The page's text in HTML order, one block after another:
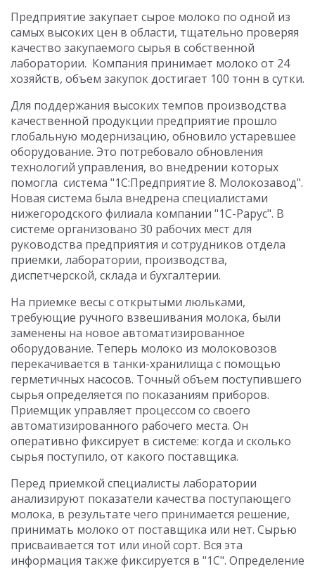
Предприятие закупает сырое молоко по одной из
самых высоких цен в области, тщательно проверяя
качество закупаемого сырья в собственной
лаборатории. Компания принимает молоко от 24
хозяйств, объем закупок достигает 100 тонн в сутки.
Для поддержания высоких темпов производства
качественной продукции предприятие прошло
глобальную модернизацию, обновило устаревшее
оборудование. Это потребовало обновления
технологий управления, во внедрении которых
помогла система "1С:Предприятие 8. Молокозавод".
Новая система была внедрена специалистами
нижегородского филиала компании "1С-Рарус". В
системе организовано 30 рабочих мест для
руководства предприятия и сотрудников отдела
приемки, лаборатории, производства,
диспетчерской, склада и бухгалтерии.
На приемке весы с открытыми люльками,
требующие ручного взвешивания молока, были
заменены на новое автоматизированное
оборудование. Теперь молоко из молоковозов
перекачивается в танки-хранилища с помощью
герметичных насосов. Точный объем поступившего
сырья определяется по показаниям приборов.
Приемщик управляет процессом со своего
автоматизированного рабочего места. Он
оперативно фиксирует в системе: когда и сколько
сырья поступило, от какого поставщика.
Перед приемкой специалисты лаборатории
анализируют показатели качества поступающего
молока, в результате чего принимается решение,
принимать молоко от поставщика или нет. Сырью
присваивается тот или иной сорт. Вся эта
информация также фиксируется в "1С". Определение